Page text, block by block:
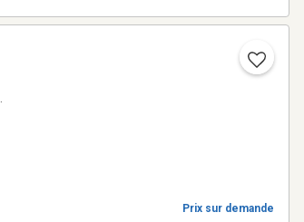
Prix sur demande